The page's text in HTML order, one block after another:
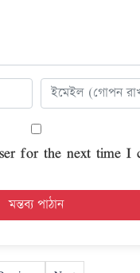
for the next time I